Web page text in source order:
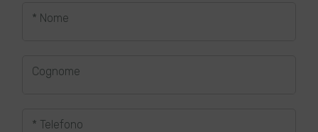
* Nome
Cognome
* Telefono